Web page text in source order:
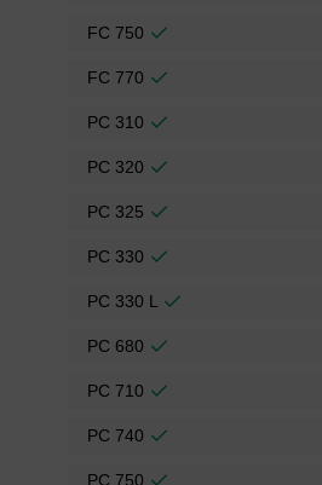
FC 750
FC 770
PC 310
PC 320
PC 325
PC 330
PC 330 L
PC 680
PC 710
PC 740
PC 750